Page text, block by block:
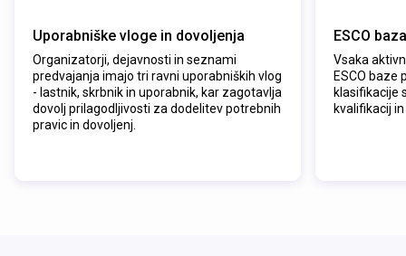
Uporabniške vloge in dovoljenja
Organizatorji, dejavnosti in seznami
predvajanja imajo tri ravni uporabniških vlog
- lastnik, skrbnik in uporabnik, kar zagotavlja
dovolj prilagodljivosti za dodelitev potrebnih
pravic in dovoljenj.
ESCO
Vsaka
ESCO baze
klasifikacije
kvalifikacij